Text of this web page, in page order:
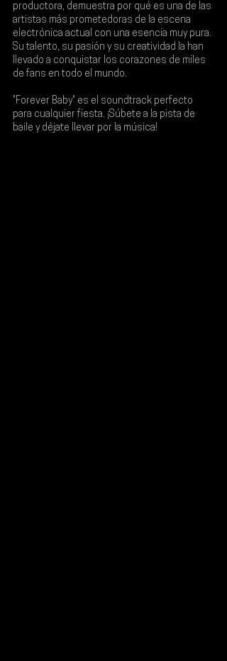
productora, demuestra por qué es una de las
artistas más prometedoras de la escena
electrónica actual con una esencia muy pura.
Su talento, su pasión y su creatividad la han
llevado a conquistar los corazones de miles
de fans en todo el mundo.
"Forever Baby" es el soundtrack perfecto
para cualquier fiesta. ¡Súbete a la pista de
baile y déjate llevar por la música!